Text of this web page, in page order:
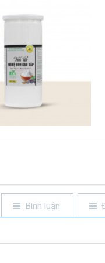
Bình luận